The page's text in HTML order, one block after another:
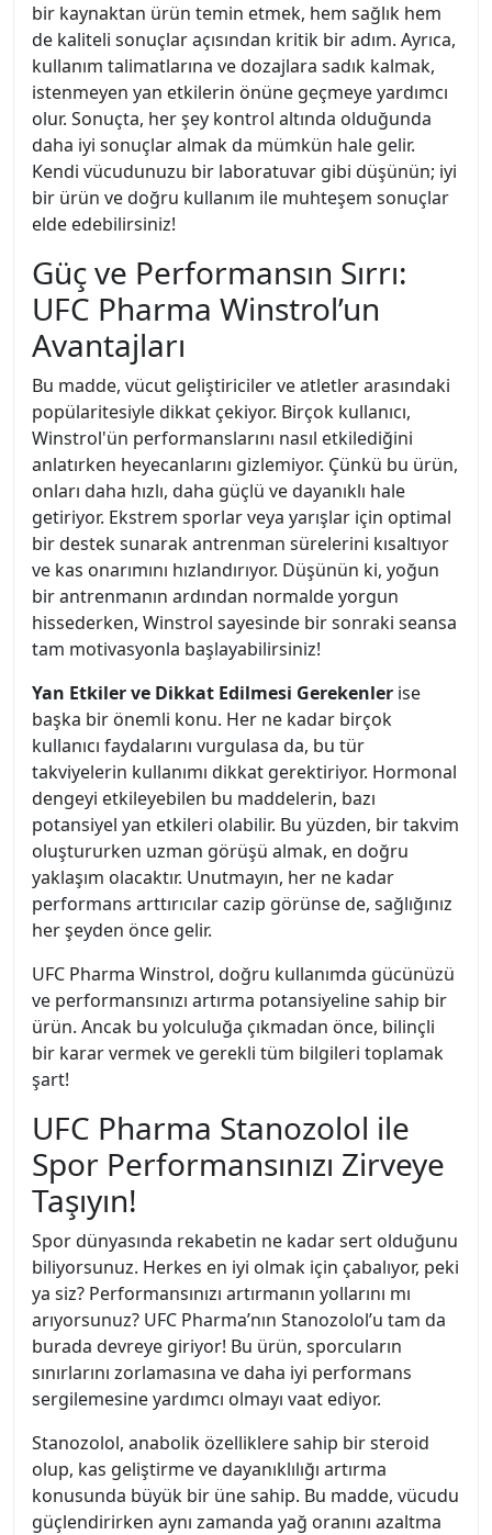
bir kaynaktan ürün temin etmek, hem sağlık hem
de kaliteli sonuçlar açısından kritik bir adım. Ayrıca,
kullanım talimatlarına ve dozajlara sadık kalmak,
istenmeyen yan etkilerin önüne geçmeye yardımcı
olur. Sonuçta, her şey kontrol altında olduğunda
daha iyi sonuçlar almak da mümkün hale gelir.
Kendi vücudunuzu bir laboratuvar gibi düşünün; iyi
bir ürün ve doğru kullanım ile muhteşem sonuçlar
elde edebilirsiniz!
Güç ve Performansın Sırrı:
UFC Pharma Winstrol’un
Avantajları
Bu madde, vücut geliştiriciler ve atletler arasındaki
popülaritesiyle dikkat çekiyor. Birçok kullanıcı,
Winstrol'ün performanslarını nasıl etkilediğini
anlatırken heyecanlarını gizlemiyor. Çünkü bu ürün,
onları daha hızlı, daha güçlü ve dayanıklı hale
getiriyor. Ekstrem sporlar veya yarışlar için optimal
bir destek sunarak antrenman sürelerini kısaltıyor
ve kas onarımını hızlandırıyor. Düşünün ki, yoğun
bir antrenmanın ardından normalde yorgun
hissederken, Winstrol sayesinde bir sonraki seansa
tam motivasyonla başlayabilirsiniz!
Yan Etkiler ve Dikkat Edilmesi Gerekenler ise
başka bir önemli konu. Her ne kadar birçok
kullanıcı faydalarını vurgulasa da, bu tür
takviyelerin kullanımı dikkat gerektiriyor. Hormonal
dengeyi etkileyebilen bu maddelerin, bazı
potansiyel yan etkileri olabilir. Bu yüzden, bir takvim
oluştururken uzman görüşü almak, en doğru
yaklaşım olacaktır. Unutmayın, her ne kadar
performans arttırıcılar cazip görünse de, sağlığınız
her şeyden önce gelir.
UFC Pharma Winstrol, doğru kullanımda gücünüzü
ve performansınızı artırma potansiyeline sahip bir
ürün. Ancak bu yolculuğa çıkmadan önce, bilinçli
bir karar vermek ve gerekli tüm bilgileri toplamak
şart!
UFC Pharma Stanozolol ile
Spor Performansınızı Zirveye
Taşıyın!
Spor dünyasında rekabetin ne kadar sert olduğunu
biliyorsunuz. Herkes en iyi olmak için çabalıyor, peki
ya siz? Performansınızı artırmanın yollarını mı
arıyorsunuz? UFC Pharma’nın Stanozolol’u tam da
burada devreye giriyor! Bu ürün, sporcuların
sınırlarını zorlamasına ve daha iyi performans
sergilemesine yardımcı olmayı vaat ediyor.
Stanozolol, anabolik özelliklere sahip bir steroid
olup, kas geliştirme ve dayanıklılığı artırma
konusunda büyük bir üne sahip. Bu madde, vücudu
güçlendirirken aynı zamanda yağ oranını azaltma